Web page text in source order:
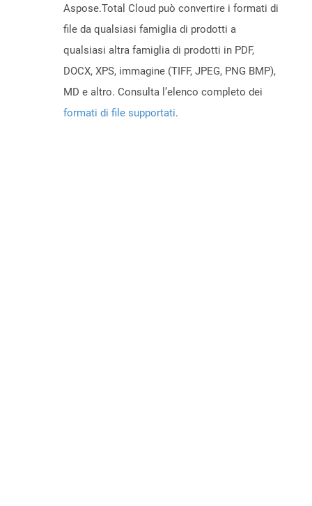
Aspose.Total Cloud può convertire i formati di
file da qualsiasi famiglia di prodotti a
qualsiasi altra famiglia di prodotti in PDF,
DOCX, XPS, immagine (TIFF, JPEG, PNG BMP),
MD e altro. Consulta l’elenco completo dei
formati di file supportati.